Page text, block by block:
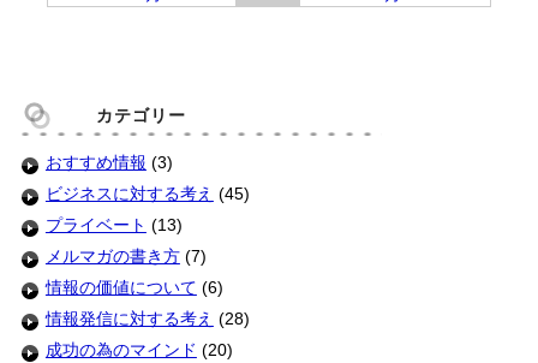
カテゴリー
おすすめ情報 (3)
ビジネスに対する考え (45)
プライベート (13)
メルマガの書き方(7)
情報の価値について (6)
情報発信に対する考え (28)
成功の為のマインド (20)